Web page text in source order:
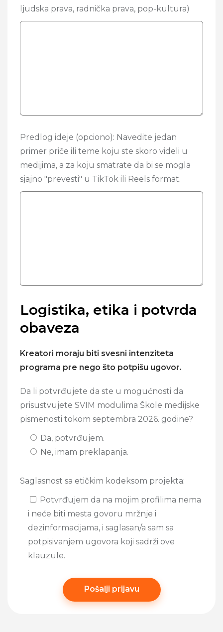
ljudska prava, radnička prava, pop-kultura)
Predlog ideje (opciono): Navedite jedan
primer priče ili teme koju ste skoro videli u
medijima, a za koju smatrate da bi se mogla
sjajno "prevesti" u TikTok ili Reels format.
Logistika, etika i potvrda
obaveza
Kreatori moraju biti svesni intenziteta
programa pre nego što potpišu ugovor.
Da li potvrđujete da ste u mogućnosti da
prisustvujete SVIM modulima Škole medijske
pismenosti tokom septembra 2026. godine?
Da, potvrđujem.
Ne, imam preklapanja.
Saglasnost sa etičkim kodeksom projekta:
Potvrđujem da na mojim profilima nema
i neće biti mesta govoru mržnje i
dezinformacijama, i saglasan/a sam sa
potpisivanjem ugovora koji sadrži ove
klauzule.